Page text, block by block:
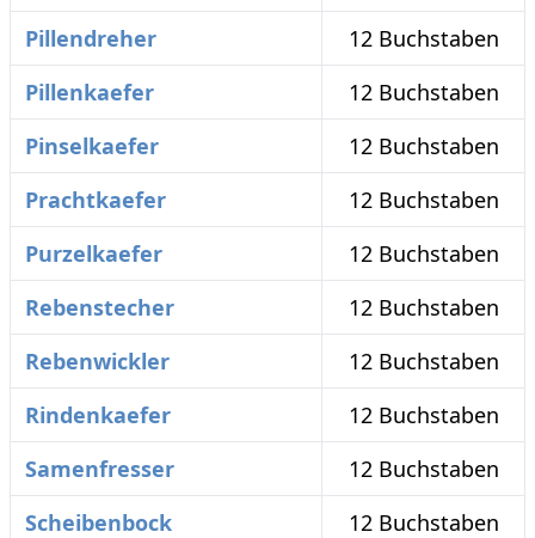
Pillendreher
12 Buchstaben
Pillenkaefer
12 Buchstaben
Pinselkaefer
12 Buchstaben
Prachtkaefer
12 Buchstaben
Purzelkaefer
12 Buchstaben
Rebenstecher
12 Buchstaben
Rebenwickler
12 Buchstaben
Rindenkaefer
12 Buchstaben
Samenfresser
12 Buchstaben
Scheibenbock
12 Buchstaben